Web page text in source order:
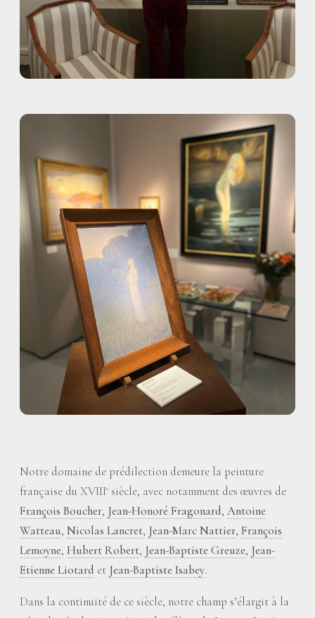
Notre domaine de prédilection demeure la peinture
française du XVIIIe siècle, avec notamment des œuvres de
François Boucher, Jean-Honoré Fragonard, Antoine
Watteau, Nicolas Lancret, Jean-Marc Nattier, François
Lemoyne, Hubert Robert, Jean-Baptiste Greuze, Jean-
Etienne Liotard et Jean-Baptiste Isabey.
Dans la continuité de ce siècle, notre champ s’élargit à la